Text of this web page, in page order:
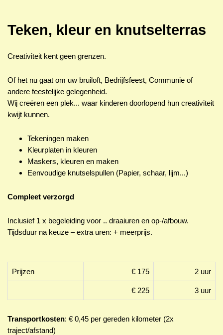
Teken, kleur en knutselterras
Creativiteit kent geen grenzen.
Of het nu gaat om uw bruiloft, Bedrijfsfeest, Communie of
andere feestelijke gelegenheid.
Wij creëren een plek... waar kinderen doorlopend hun creativiteit
kwijt kunnen.
Tekeningen maken
Kleurplaten in kleuren
Maskers, kleuren en maken
Eenvoudige knutselspullen (Papier, schaar, lijm...)
Compleet verzorgd
Inclusief 1 x begeleiding voor .. draaiuren en op-/afbouw.
Tijdsduur na keuze – extra uren: + meerprijs.
Prijzen € 175 2 uur
€ 225 3 uur
Transportkosten: € 0,45 per gereden kilometer (2x
traject/afstand)